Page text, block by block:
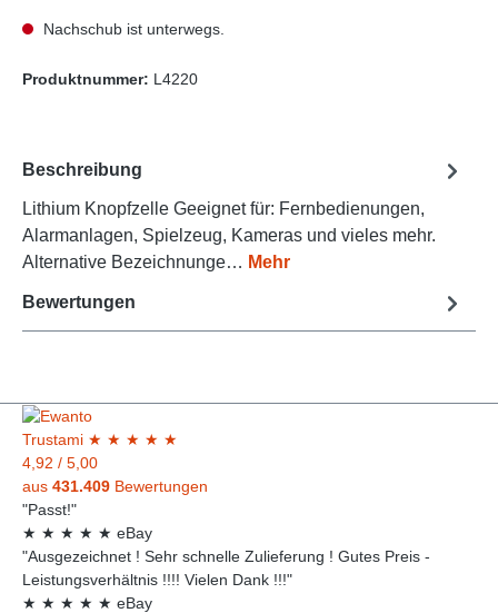
Nachschub ist unterwegs.
Produktnummer: L4220
Beschreibung
Lithium Knopfzelle Geeignet für: Fernbedienungen,
Alarmanlagen, Spielzeug, Kameras und vieles mehr.
Alternative Bezeichnunge… Mehr
Bewertungen
Trustami ★ ★ ★ ★ ★
4,92 / 5,00
aus 431.409 Bewertungen
"Passt!"
★ ★ ★ ★ ★ eBay
"Ausgezeichnet ! Sehr schnelle Zulieferung ! Gutes Preis -
Leistungsverhältnis !!!! Vielen Dank !!!"
★ ★ ★ ★ ★ eBay